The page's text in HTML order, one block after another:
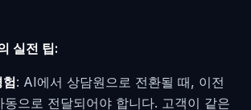
실전 팁:
: AI에서 상담원으로 전환될 때, 이전
으로 전달되어야 합니다. 고객이 같은